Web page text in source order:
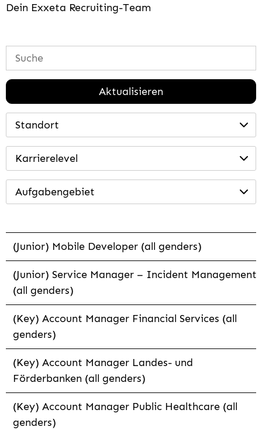
Dein Exxeta Recruiting-Team
Aktualisieren
Standort
Karrierelevel
Aufgabengebiet
(Junior) Mobile Developer (all genders)
(Junior) Service Manager – Incident Management
(all genders)
(Key) Account Manager Financial Services (all
genders)
(Key) Account Manager Landes- und
Förderbanken (all genders)
(Key) Account Manager Public Healthcare (all
genders)